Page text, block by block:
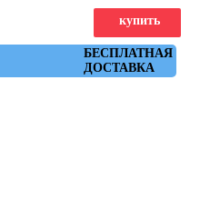
БЕСПЛАТНАЯ
ДОСТАВКА
купить